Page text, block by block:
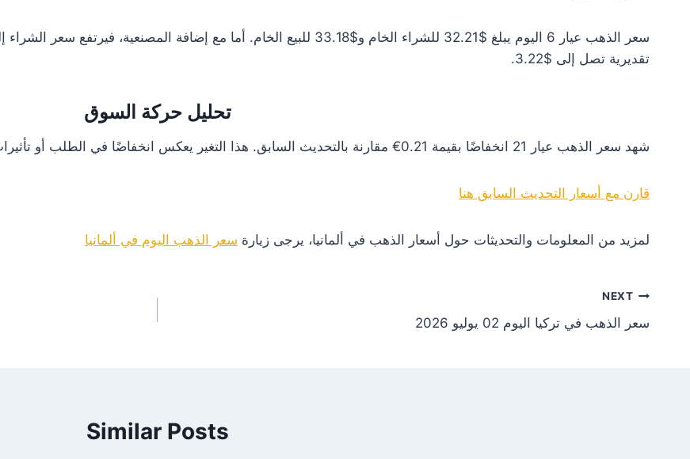
تقديرية تصل إلى $3.22.
تحليل حركة السوق
شهد سعر الذهب عيار 21 انخفاضًا بقيمة 0.21€ مقارنة بالتحديث السابق. هذا التغير يعكس انخفاضًا في الطلب أو تأثيرات سلبية من الأسواق العالمية.
قارن مع أسعار التحديث السابق هنا
لمزيد من المعلومات والتحديثات حول أسعار الذهب في ألمانيا، يرجى زيارة سعر الذهب اليوم في ألمانيا
NEXT
سعر الذهب في تركيا اليوم 02 يوليو 2026
Similar Posts